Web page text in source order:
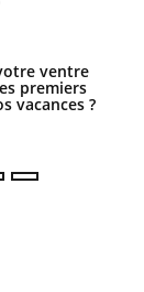
ventre
premiers
vacances ?